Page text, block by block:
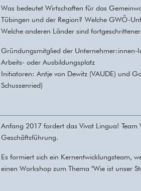
Was bedeutet Wirtschaften für das
Tübingen und der Region? Welche GWÖ-
Welche anderen Länder sind
Gründungsmitglied der Unternehmer:innen-
Arbeits- oder Ausbildungsplatz
Initiatoren: Antje von Dewitz (VAUDE) und
Schussenried)
Anfang 2017 fordert das Vivat Lingua!
Geschäftsführung.
Es formiert sich ein Kernentwicklungsteam,
einen Workshop zum Thema "Wie ist unser